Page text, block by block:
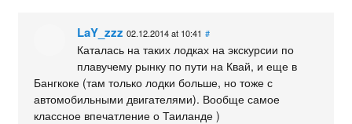
LaY_zzz 02.12.2014 at 10:41 #
Каталась на таких лодках на экскурсии по
плавучему рынку по пути на Квай, и еще в
Бангкоке (там только лодки больше, но тоже с
автомобильными двигателями). Вообще самое
классное впечатление о Таиланде )